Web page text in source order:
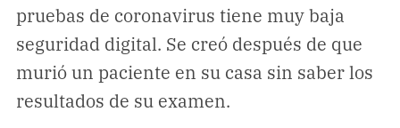
Nosotros
COBERTURAS
Comprueba
pruebas de coronavirus tiene muy baja
seguridad digital. Se creó después de que
murió un paciente en su casa sin saber los
resultados de su examen.